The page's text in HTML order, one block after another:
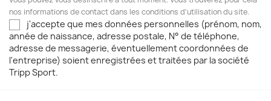
nos informations de contact dans les conditions d'utilisation du site.
j'accepte que mes données personnelles (prénom, nom,
année de naissance, adresse postale, N° de téléphone,
adresse de messagerie, éventuellement coordonnées de
l'entreprise) soient enregistrées et traitées par la société
Tripp Sport.